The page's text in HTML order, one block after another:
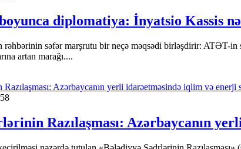
diplomatiya: İnyatsio Kassis
rəhbərinin səfər marşrutu bir neçə məqsədi birləşdirir: ATƏT-
artan marağı....
Razılaşması: Azərbaycanın